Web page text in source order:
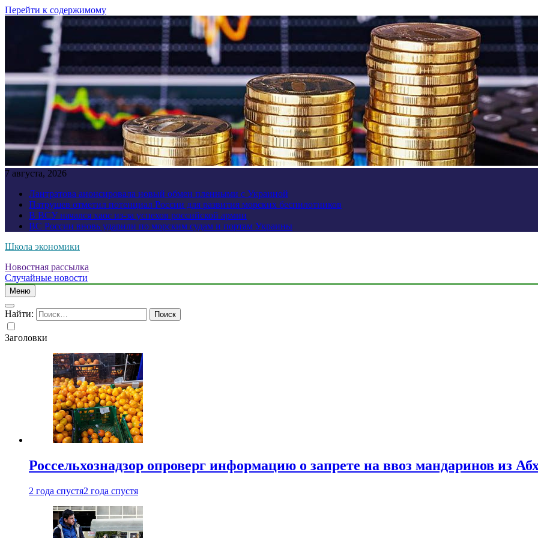
Перейти к содержимому
7 августа, 2026
Лантратова анонсировала новый обмен пленными с Украиной
Патрушев отметил потенциал России для развития морских беспилотников
В ВСУ начался хаос из-за успехов российской армии
ВС России вновь ударили по морским судам и портам Украины
Школа экономики
Новостная рассылка
Случайные новости
Меню
Найти:
Заголовки
Россельхознадзор опроверг информацию о запрете на ввоз мандаринов из
2 года спустя2 года спустя